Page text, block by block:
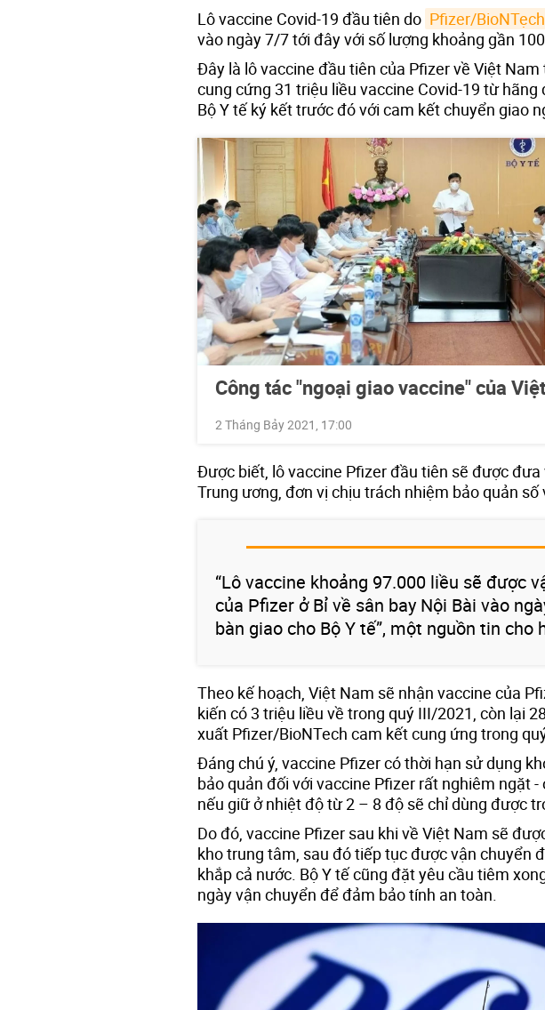
Lô vaccine Covid-19 đầu tiên do Pfizer/BioNTẹch
vào ngày 7/7 tới đây với số lượng khoảng gần
Đây là lô vaccine đầu tiên của Pfizer về Việt
cung cứng 31 triệu liều vaccine Covid-19 từ
Bộ Y tế ký kết trước đó với cam kết chuyển giao
Công tác "ngoại giao vaccine" của
2 Tháng Bảy 2021, 17:00
Được biết, lô vaccine Pfizer đầu tiên sẽ được đưa
Trung ương, đơn vị chịu trách nhiệm bảo quản số
“Lô vaccine khoảng 97.000 liều sẽ được
của Pfizer ở Bỉ về sân bay Nội Bài vào
bàn giao cho Bộ Y tế”, một nguồn tin cho
Theo kế hoạch, Việt Nam sẽ nhận vaccine của
kiến có 3 triệu liều về trong quý III/2021, còn lại
xuất Pfizer/BioNTech cam kết cung ứng trong
Đáng chú ý, vaccine Pfizer có thời hạn sử dụng
bảo quản đối với vaccine Pfizer rất nghiêm ngặt -
nếu giữ ở nhiệt độ từ 2 – 8 độ sẽ chỉ dùng được
Do đó, vaccine Pfizer sau khi về Việt Nam sẽ
kho trung tâm, sau đó tiếp tục được vận chuyển
khắp cả nước. Bộ Y tế cũng đặt yêu cầu tiêm
ngày vận chuyển để đảm bảo tính an toàn.